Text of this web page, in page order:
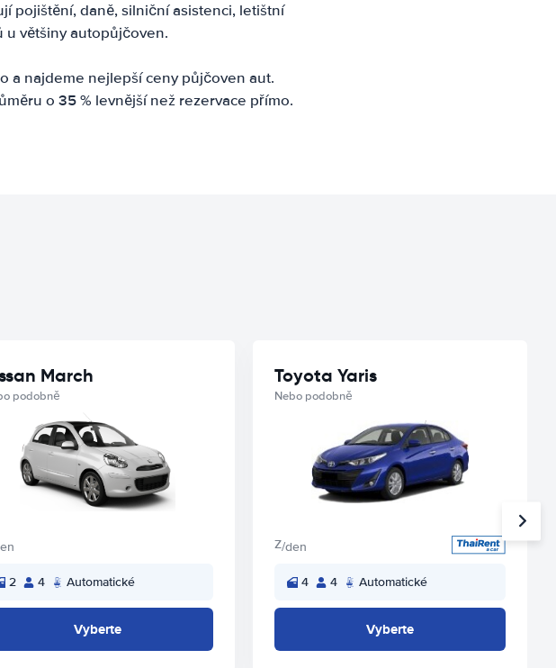
pojištění, daně, silniční asistenci, letištní
většiny autopůjčoven.
a najdeme nejlepší ceny půjčoven aut.
o 35 % levnější než rezervace přímo.
March
podobně
2 4 Automatické
Vyberte
Toyota Yaris
Nebo podobně
Z/den
4 4 Automatické
Vyberte